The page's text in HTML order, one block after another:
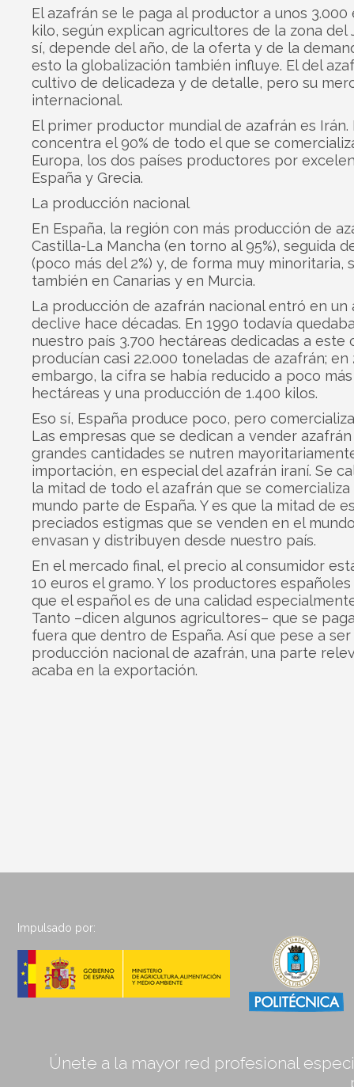
El azafrán se le paga al productor a unos 3.000
kilo, según explican agricultores de la zona del
sí, depende del año, de la oferta y de la
esto la globalización también influye. El del
cultivo de delicadeza y de detalle, pero su
internacional.
El primer productor mundial de azafrán es Irán.
concentra el 90% de todo el que se
Europa, los dos países productores por
España y Grecia.
La producción nacional
En España, la región con más producción de
Castilla-La Mancha (en torno al 95%), seguida
(poco más del 2%) y, de forma muy minoritaria,
también en Canarias y en Murcia.
La producción de azafrán nacional entró en un
declive hace décadas. En 1990 todavía
nuestro país 3.700 hectáreas dedicadas a este
producían casi 22.000 toneladas de azafrán; en
embargo, la cifra se había reducido a poco
hectáreas y una producción de 1.400 kilos.
Eso sí, España produce poco, pero
Las empresas que se dedican a vender
grandes cantidades se nutren
importación, en especial del azafrán iraní. Se
la mitad de todo el azafrán que se comercializa
mundo parte de España. Y es que la mitad de
preciados estigmas que se venden en el
envasan y distribuyen desde nuestro país.
En el mercado final, el precio al consumidor
10 euros el gramo. Y los productores
que el español es de una calidad
Tanto –dicen algunos agricultores– que se
fuera que dentro de España. Así que pese a
producción nacional de azafrán, una parte
acaba en la exportación.
Impulsado por:
Únete a la mayor red profesional